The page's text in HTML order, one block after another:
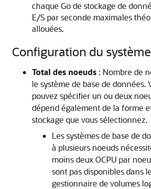
chaque Go de stockage de
E/S par seconde maximales
allouées.
Configuration du
Total des noeuds : Nombre de
le système de base de données.
pouvez spécifier un ou deux
dépend également de la forme
stockage que vous sélectionnez.
Les systèmes de base de
à plusieurs noeuds
moins deux OCPU par
sont pas disponibles dans le
gestionnaire de volumes